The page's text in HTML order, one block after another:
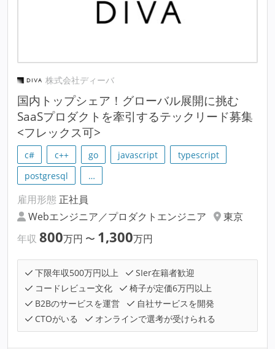
株式会社ディーバ
国内トップシェア！グローバル展開に挑む
SaaSプロダクトを牽引するテックリード募集
<フレックス可>
c# c++ go javascript
typescript
postgresql
…
雇用形態 正社員
Webエンジニア／プロダクトエンジニア
東京
年収 800万円 〜 1,300万円
下限年収500万円以上
SIer在籍者歓迎
コードレビュー文化
椅子が定価6万円以上
B2Bのサービスを運営
自社サービスを開発
CTOがいる
オンラインで選考が受けられる